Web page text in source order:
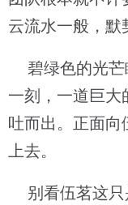
云流水一般，默
碧绿色的光芒
一刻，一道巨大
吐而出。正面向
上去。
别看伍茗这只